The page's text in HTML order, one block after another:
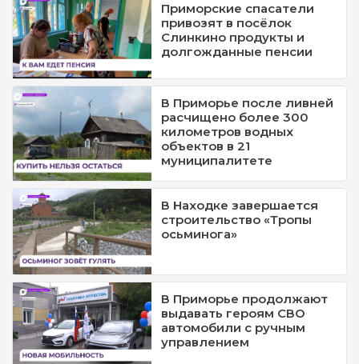
Приморские спасатели
привозят в посёлок
Слинкино продукты и
долгожданные пенсии
В Приморье после ливней
расчищено более 300
километров водных
объектов в 21
муниципалитете
В Находке завершается
строительство «Тропы
осьминога»
В Приморье продолжают
выдавать героям СВО
автомобили с ручным
управлением